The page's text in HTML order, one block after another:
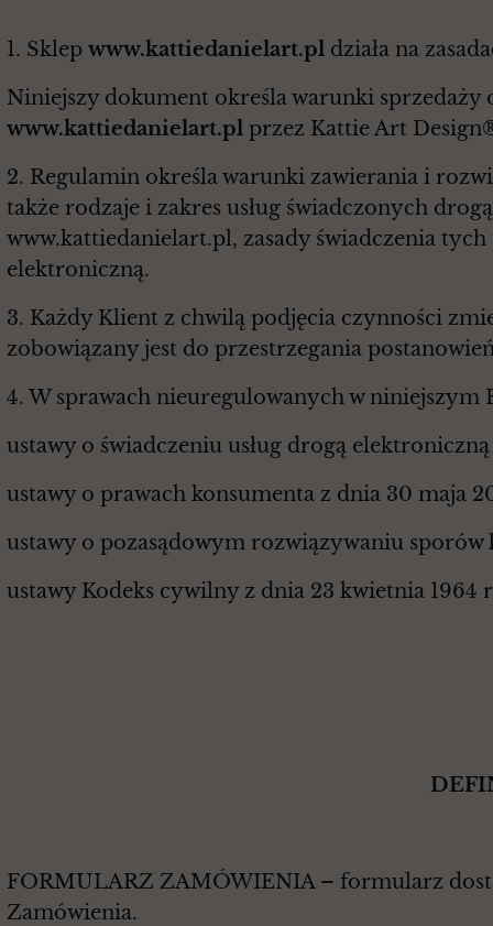
1. Sklep www.kattiedanielart.pl działa na
Niniejszy dokument określa warunki sprzedaży
www.kattiedanielart.pl przez Kattie Art
2. Regulamin określa warunki zawierania i
także rodzaje i zakres usług świadczonych
www.kattiedanielart.pl, zasady świadczenia
elektroniczną.
3. Każdy Klient z chwilą podjęcia czynności
zobowiązany jest do przestrzegania
4. W sprawach nieuregulowanych w niniejszym
ustawy o świadczeniu usług drogą
ustawy o prawach konsumenta z dnia 30 maja
ustawy o pozasądowym rozwiązywaniu sporów
ustawy Kodeks cywilny z dnia 23 kwietnia 1964
DEFINICJE
FORMULARZ ZAMÓWIENIA – formularz
Zamówienia.